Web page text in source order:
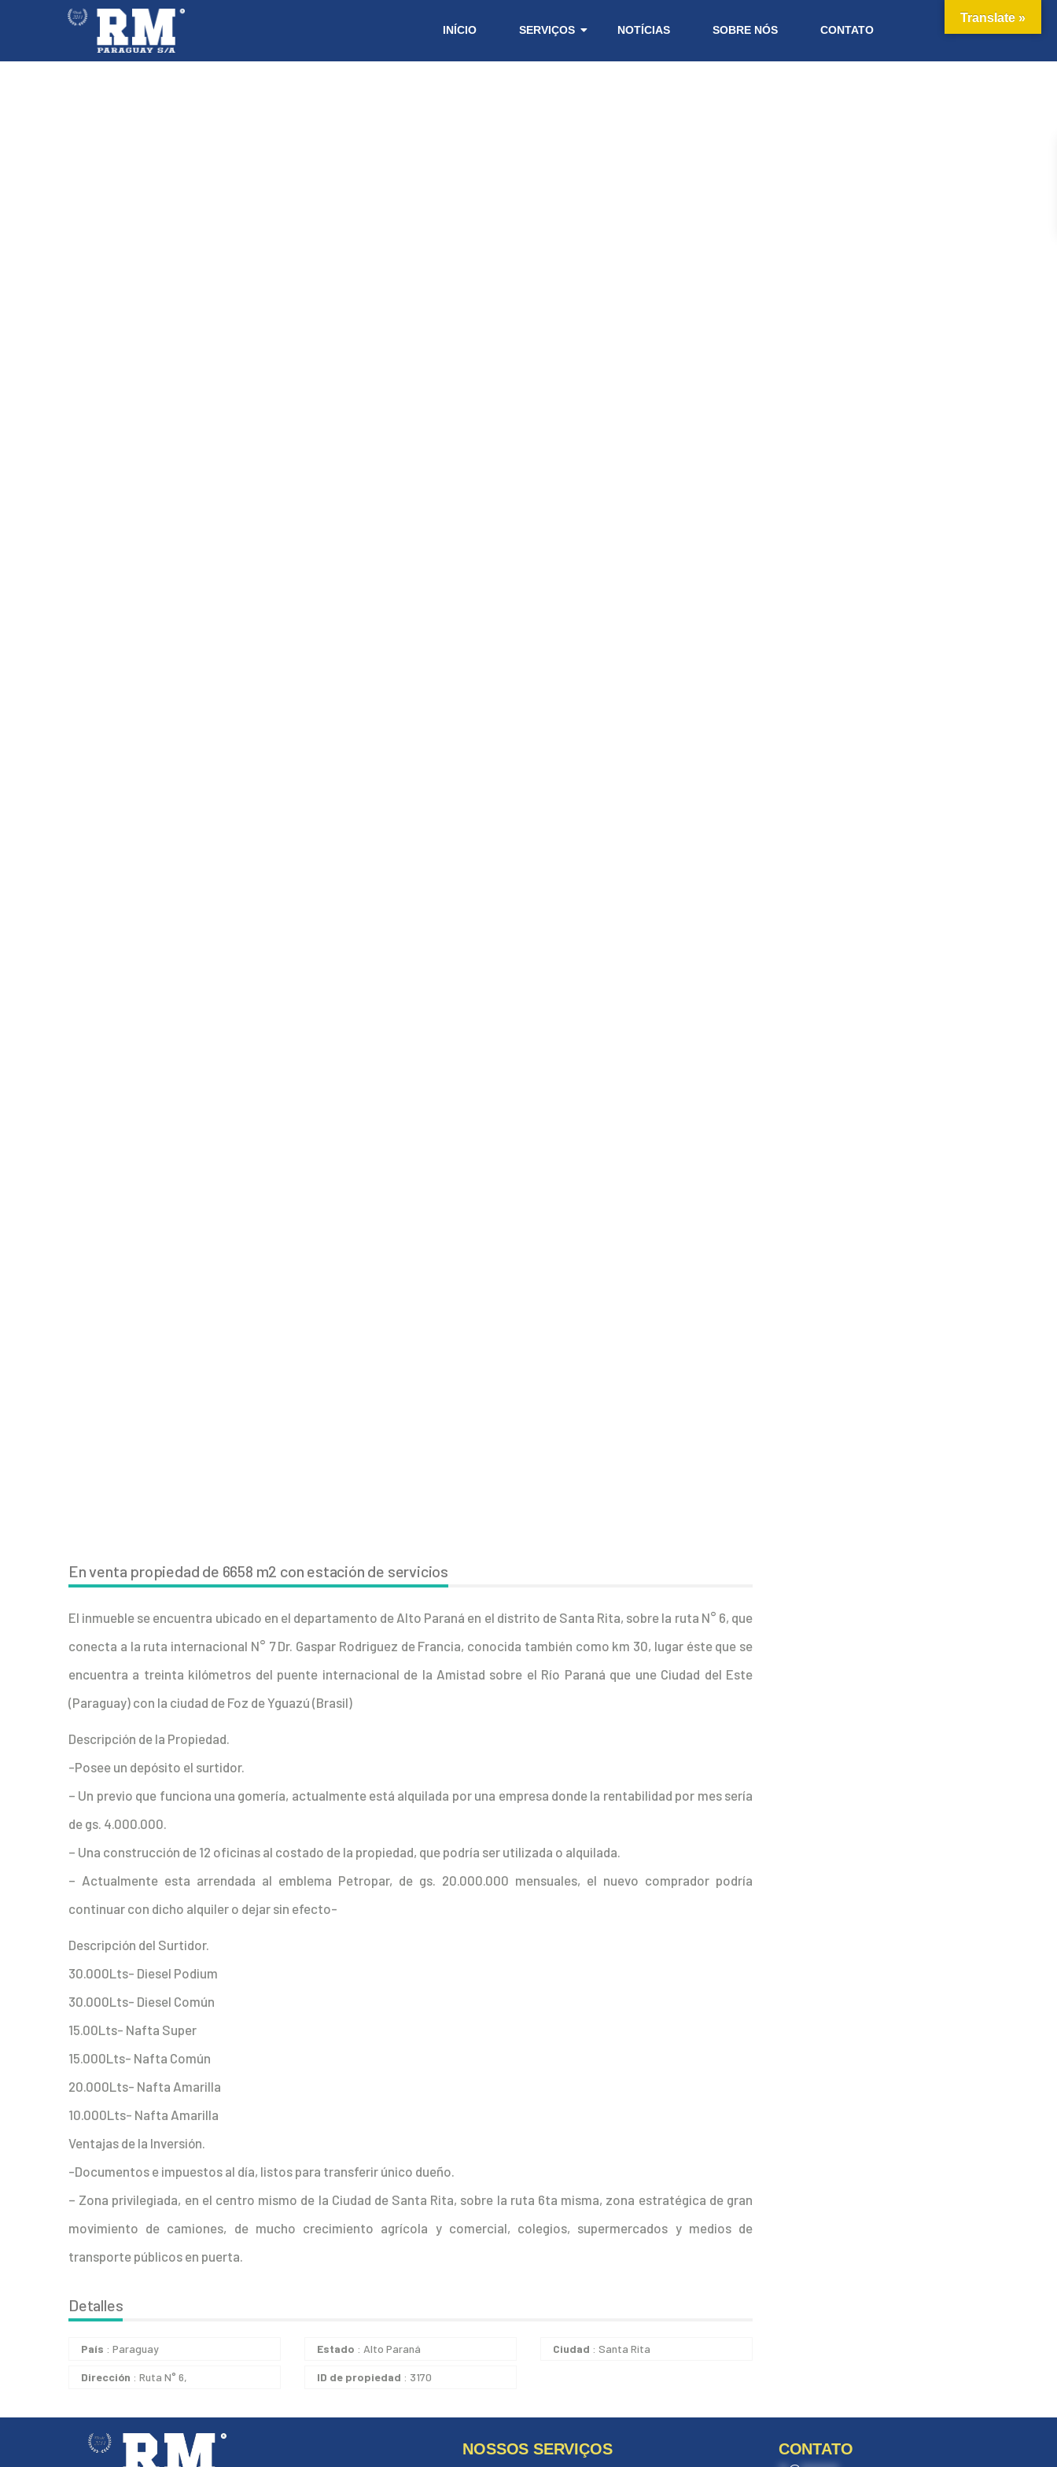
INÍCIO SERVIÇOS NOTÍCIAS SOBRE NÓS CONTATO
En venta propiedad de 6658 m2 con estación de servicios
El inmueble se encuentra ubicado en el departamento de Alto Paraná en el distrito de Santa Rita, sobre la ruta N° 6, que
conecta a la ruta internacional N° 7 Dr. Gaspar Rodriguez de Francia, conocida también como km 30, lugar éste que se
encuentra a treinta kilómetros del puente internacional de la Amistad sobre el Río Paraná que une Ciudad del Este
(Paraguay) con la ciudad de Foz de Yguazú (Brasil)
Descripción de la Propiedad.
-Posee un depósito el surtidor.
– Un previo que funciona una gomería, actualmente está alquilada por una empresa donde la rentabilidad por mes sería
de gs. 4.000.000.
– Una construcción de 12 oficinas al costado de la propiedad, que podría ser utilizada o alquilada.
– Actualmente esta arrendada al emblema Petropar, de gs. 20.000.000 mensuales, el nuevo comprador podría
continuar con dicho alquiler o dejar sin efecto-
Descripción del Surtidor.
30.000Lts- Diesel Podium
30.000Lts- Diesel Común
15.00Lts- Nafta Super
15.000Lts- Nafta Común
20.000Lts- Nafta Amarilla
10.000Lts- Nafta Amarilla
Ventajas de la Inversión.
-Documentos e impuestos al día, listos para transferir único dueño.
– Zona privilegiada, en el centro mismo de la Ciudad de Santa Rita, sobre la ruta 6ta misma, zona estratégica de gran
movimiento de camiones, de mucho crecimiento agrícola y comercial, colegios, supermercados y medios de
transporte públicos en puerta.
Detalles
País : Paraguay Estado : Alto Paraná Ciudad : Santa Rita
Dirección : Ruta N° 6, ID de propiedad : 3170
NOSSOS SERVIÇOS CONTATO
Translate »